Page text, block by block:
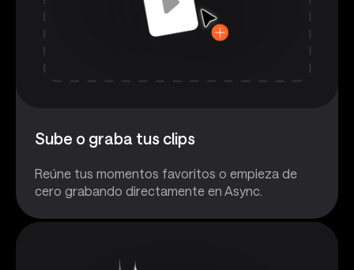
Sube o graba tus clips
Reúne tus momentos favoritos o empieza de
cero grabando directamente en Async.